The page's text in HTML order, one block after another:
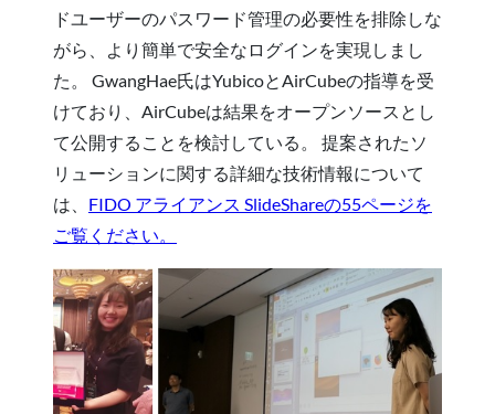
ドユーザーのパスワード管理の必要性を排除しな
がら、より簡単で安全なログインを実現しまし
た。 GwangHae氏はYubicoとAirCubeの指導を受
けており、AirCubeは結果をオープンソースとし
て公開することを検討している。 提案されたソ
リューションに関する詳細な技術情報について
は、 FIDO アライアンス SlideShareの55ページを
ご覧ください。